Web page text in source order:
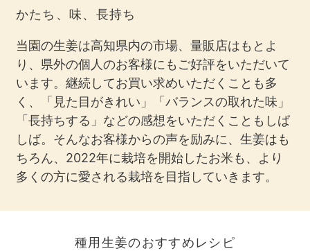
かたち、味、長持ち
当園の生姜は高知県内の市場、量販店はもとよ
り、県外の個人のお客様にもご好評をいただいて
います。継続してお買い求めいただくことも多
く、「見た目がきれい」「バランスの取れた味」
「長持ちする」などの感想をいただくこともしば
しば。そんなお客様からの声を励みに、生姜はも
ちろん、2022年に栽培を開始したお米も、より
多くの方に愛される栽培を目指していきます。
種用生姜のおすすめレシピ